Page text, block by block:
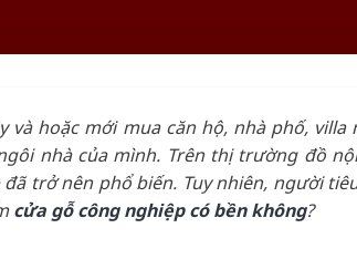
và hoặc mới mua căn hộ, nhà phố,
nhà của mình. Trên thị trường đồ
trở nên phổ biến. Tuy nhiên, người
cửa gỗ công nghiệp có bền không?